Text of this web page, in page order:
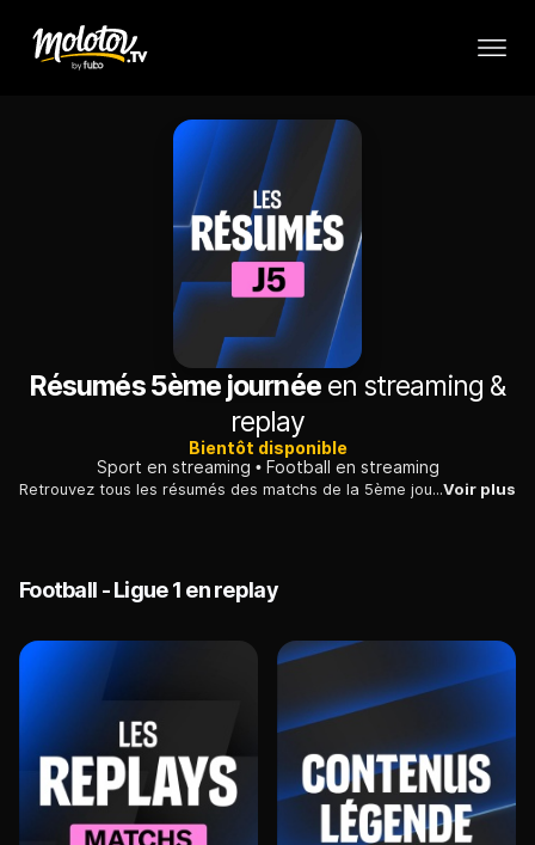
Résumés 5ème journéeen streaming &
replay
Bientôt disponible
Sport en streaming
Football en streaming
Retrouvez tous les résumés des matchs de la 5ème journée.Voir plus
Football - Ligue 1 en replay